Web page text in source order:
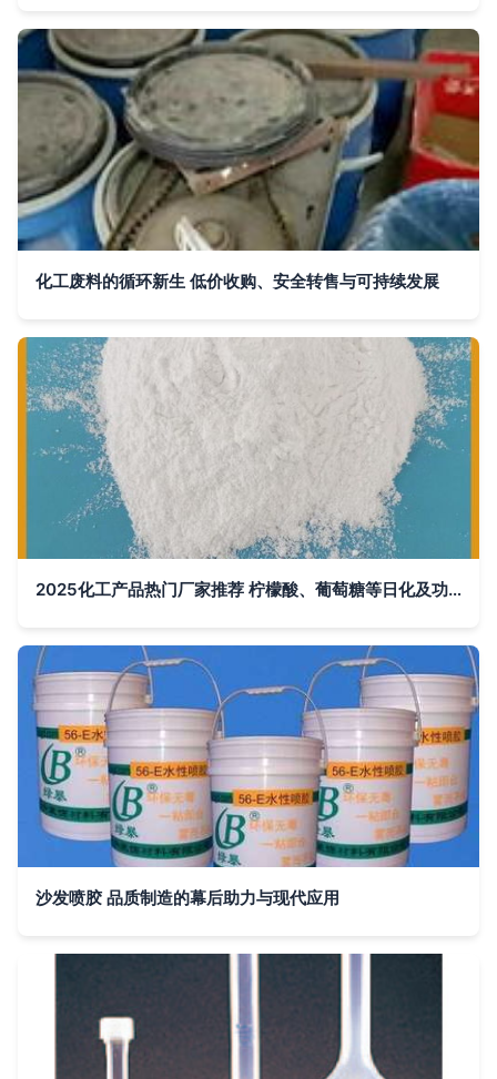
化工废料的循环新生 低价收购、安全转售与可持续发展
2025化工产品热门厂家推荐 柠檬酸、葡萄糖等日化及功能化学品领域重点企业
沙发喷胶 品质制造的幕后助力与现代应用